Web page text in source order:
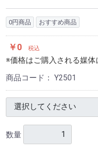
0円商品 おすすめ商品
￥0 税込
※価格はご購入される媒体
商品コード： Y2501
数量